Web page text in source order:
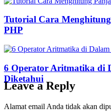
Tutorial Cara
PHP
6 Operator Aritmatika di
Diketahui
Leave a Reply
Alamat email Anda tidak akan